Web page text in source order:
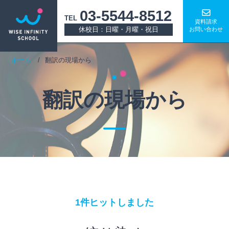
TEL 03-5544-8512
休校日：日曜・月曜・祝日
資料請求
お問い合わせ
ホーム 翻訳の現場から
翻訳の現場から
1件ヒットしました